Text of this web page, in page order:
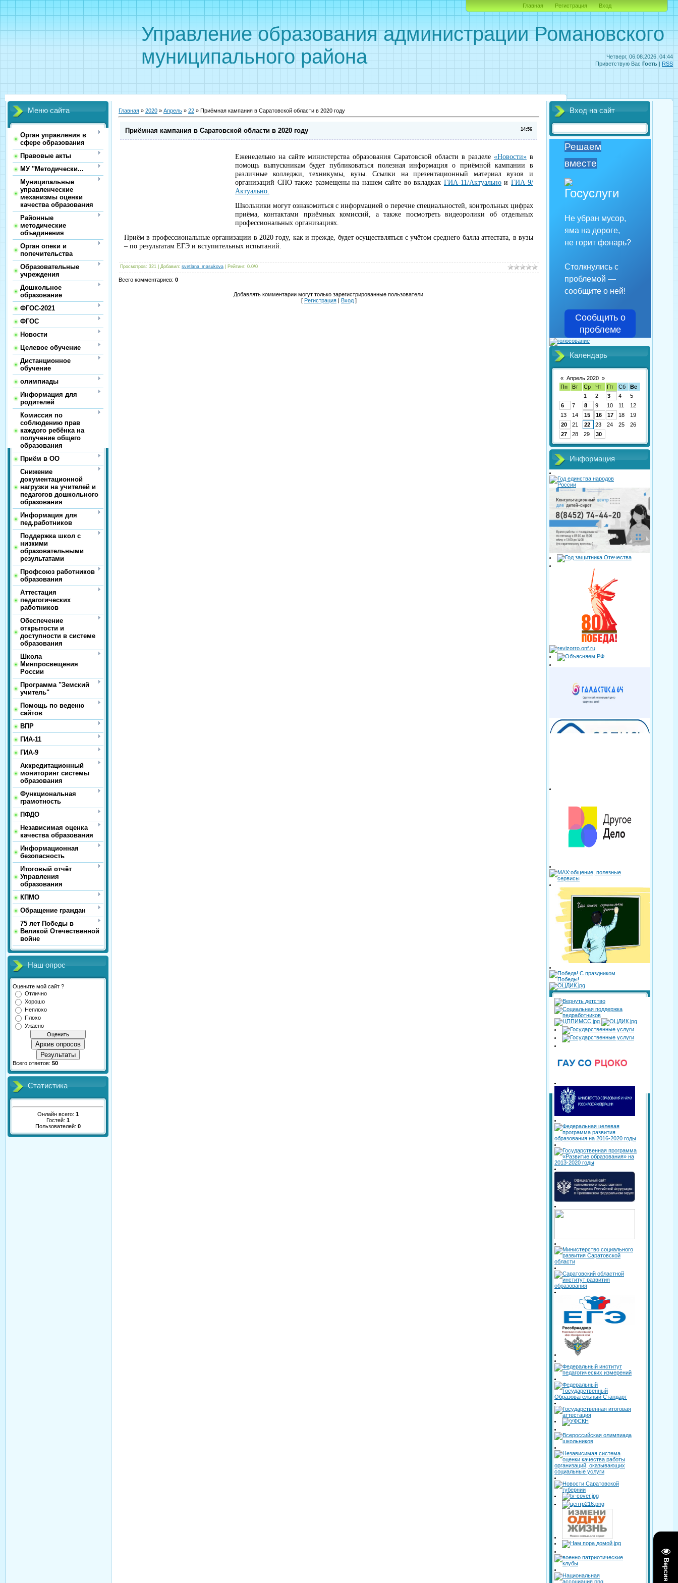
Четверг, 06.08.2026, 04:44
Управление образования администрации Романовского
муниципального района
Приветствую Вас Гость | RSS
Главная Регистрация Вход
Меню сайта
Орган управления в
сфере образования
Правовые акты
МУ "Методически...
Муниципальные
управленческие
механизмы оценки
качества образования
Районные
методические
объединения
Орган опеки и
попечительства
Образовательные
учреждения
Дошкольное
образование
ФГОС-2021
ФГОС
Новости
Целевое обучение
Дистанционное
обучение
олимпиады
Информация для
родителей
Комиссия по
соблюдению прав
каждого ребёнка на
получение общего
образования
Приём в ОО
Снижение
документационной
нагрузки на учителей и
педагогов дошкольного
образования
Информация для
пед.работников
Поддержка школ с
низкими
образовательными
результатами
Профсоюз работников
образования
Аттестация
педагогических
работников
Обеспечение
открытости и
доступности в системе
образования
Школа
Минпросвещения
России
Программа "Земский
учитель"
Помощь по веденю
сайтов
ВПР
ГИА-11
ГИА-9
Аккредитационный
мониторинг системы
образования
Функциональная
грамотность
ПФДО
Независимая оценка
качества образования
Информационная
безопасность
Итоговый отчёт
Управления
образования
КПМО
Обращение граждан
75 лет Победы в
Великой Отечественной
войне
Наш опрос
Оцените мой сайт ?
Отлично
Хорошо
Неплохо
Плохо
Ужасно
Архив опросов
Результаты
Всего ответов: 50
Статистика
Онлайн всего: 1
Гостей: 1
Пользователей: 0
Главная » 2020 » Апрель » 22 » Приёмная кампания в Саратовской области в 2020 году
14:56
Приёмная кампания в Саратовской области в 2020 году
Еженедельно на сайте министерства образования Саратовской области в разделе «Новости»в
помощь выпускникам будет публиковаться полезная информация о приёмной кампании в
различные колледжи, техникумы, вузы. Ссылки на презентационный материал вузов и
организаций СПО также размещены на нашем сайте во вкладках ГИА-11/АктуальноиГИА-9/
Актуально.
Школьники могут ознакомиться с информацией о перечне специальностей, контрольных цифрах
приёма, контактами приёмных комиссий, а также посмотреть видеоролики об отдельных
профессиональных организациях.
Приём в профессиональные организации в 2020 году, как и прежде, будет осуществляться с учётом среднего балла аттестата, в вузы
– по результатам ЕГЭ и вступительных испытаний.
Просмотров: 321 Добавил: svetlana_masukova Рейтинг: 0.0/0
Всего комментариев: 0
Добавлять комментарии могут только зарегистрированные пользователи.
[ Регистрация | Вход ]
Вход на сайт
Решаем
вместе
Не убран мусор,
яма на дороге,
не горит фонарь?
Столкнулись с
проблемой —
сообщите о ней!
Сообщить о
проблеме
Календарь
« Апрель 2020 »
Пн
Вт Ср Чт Пт Сб
Вс
1
2 3 4
5
6
7 8 9 10 11
12
13
14 15 16 17 18
19
20
21 22 23 24 25
26
27
28 29 30
Информация